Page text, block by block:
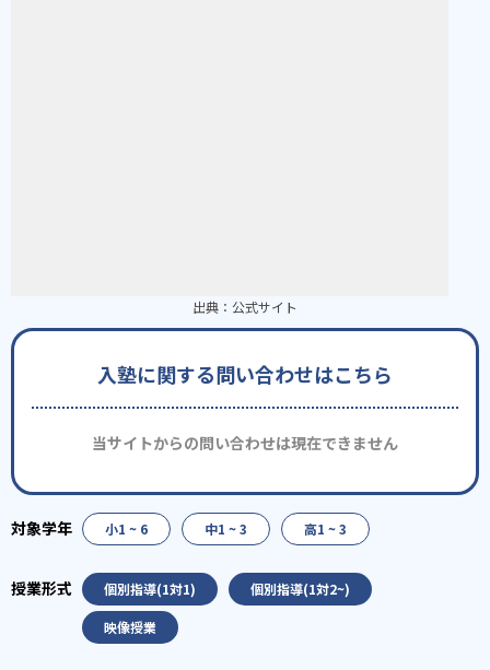
出典： 公式サイト
入塾に関する問い合わせはこちら
当サイトからの問い合わせは現在できません
小1 ~ 6 中1 ~ 3 高1 ~ 3
個別指導(1対1) 個別指導(1対2~)
映像授業